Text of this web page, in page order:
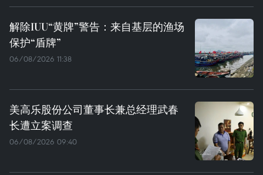
解除IUU“黄牌”警告：来自基层的渔场
保护“盾牌”
06/08/2026 11:38
美高乐股份公司董事长兼总经理武春
长遭立案调查
06/08/2026 09:40